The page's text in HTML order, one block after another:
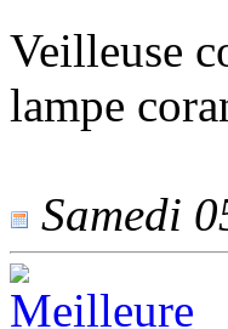
Veilleuse
lampe
Samedi